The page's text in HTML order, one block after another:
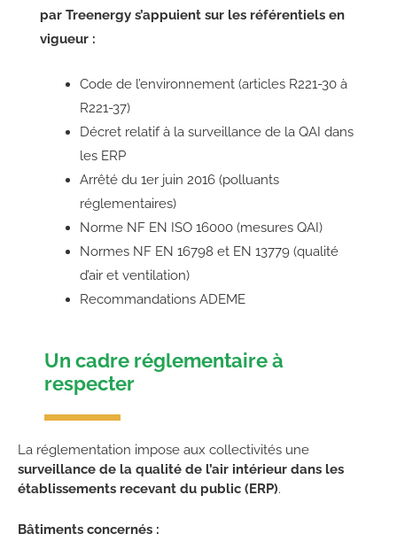
par Treenergy s’appuient sur les référentiels en
vigueur :
Code de l’environnement (articles R221-30 à
R221-37)
Décret relatif à la surveillance de la QAI dans
les ERP
Arrêté du 1er juin 2016 (polluants
réglementaires)
Norme NF EN ISO 16000 (mesures QAI)
Normes NF EN 16798 et EN 13779 (qualité
d’air et ventilation)
Recommandations ADEME
Un cadre réglementaire à
respecter
La réglementation impose aux collectivités une
surveillance de la qualité de l’air intérieur dans les
établissements recevant du public (ERP).
Bâtiments concernés :